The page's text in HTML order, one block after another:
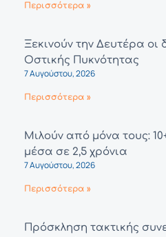
Περισσότερα »
Ξεκινούν την Δευτέρα
Οστικής Πυκνότητας
7 Αυγούστου, 2026
Περισσότερα »
Μιλούν από μόνα τους:
μέσα σε 2,5 χρόνια
7 Αυγούστου, 2026
Περισσότερα »
Πρόσκληση τακτικής